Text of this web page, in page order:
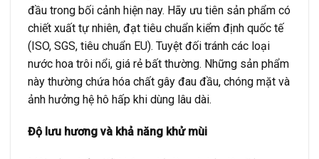
đầu trong bối cảnh hiện nay. Hãy ưu tiên sản phẩm có
chiết xuất tự nhiên, đạt tiêu chuẩn kiểm định quốc tế
(ISO, SGS, tiêu chuẩn EU). Tuyệt đối tránh các loại
nước hoa trôi nổi, giá rẻ bất thường. Những sản phẩm
này thường chứa hóa chất gây đau đầu, chóng mặt và
ảnh hưởng hệ hô hấp khi dùng lâu dài.
Độ lưu hương và khả năng khử mùi